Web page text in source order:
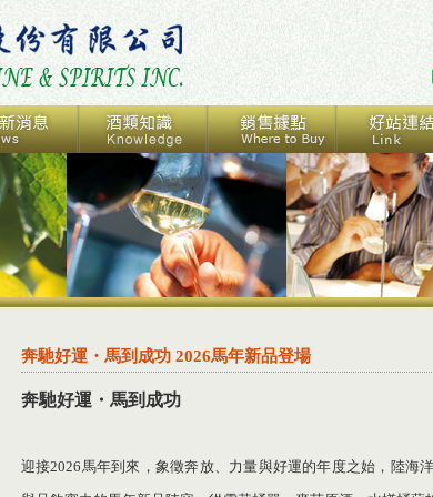
奔馳好運・馬到成功 2026馬年新品登場
奔馳好運・馬到成功
迎接2026馬年到來，象徵奔放、力量與好運的年度之始，陸海